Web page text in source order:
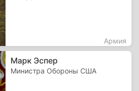
Армия
Марк Эспер
Министра Обороны США